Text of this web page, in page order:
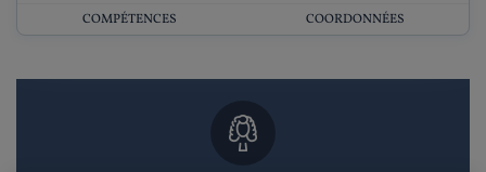
COMPÉTENCES COORDONNÉES